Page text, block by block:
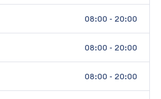
08:00 - 20:00
08:00 - 20:00
08:00 - 20:00